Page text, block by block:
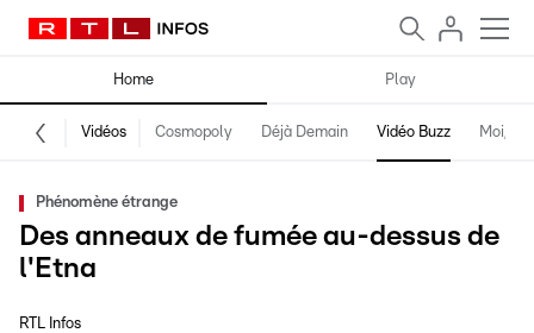
Home Play
Vidéos Cosmopoly Déjà Demain Vidéo Buzz Moi,
Phénomène étrange
Des anneaux de fumée au-dessus de
l'Etna
RTL Infos